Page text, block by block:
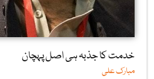
خدمت کا جذبہ ہی اصل پہچان
مبارک علی